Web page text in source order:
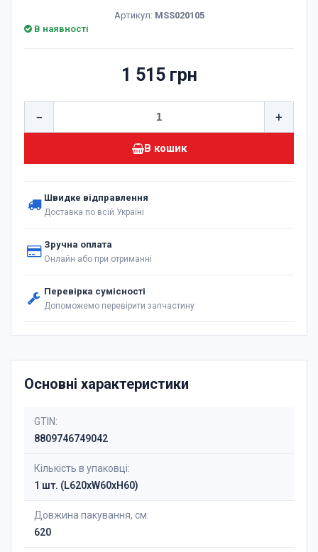
Артикул: MSS020105
В наявності
1 515 грн
− +
В кошик
Швидке відправлення
Доставка по всій Україні
Зручна оплата
Онлайн або при отриманні
Перевірка сумісності
Допоможемо перевірити запчастину
Основні характеристики
GTIN:
8809746749042
Кількість в упаковці:
1 шт. (L620xW60xH60)
Довжина пакування, см:
620